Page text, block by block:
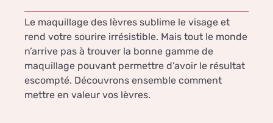
Le maquillage des lèvres sublime le visage et
rend votre sourire irrésistible. Mais tout le monde
n’arrive pas à trouver la bonne gamme de
maquillage pouvant permettre d’avoir le résultat
escompté. Découvrons ensemble comment
mettre en valeur vos lèvres.